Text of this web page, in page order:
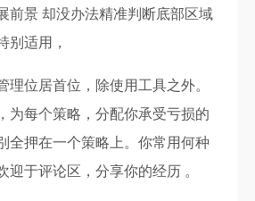
前景 却没办法精准判断底部区域
别适用，
理位居首位，除使用工具之外。
为每个策略，分配你承受亏损的
全押在一个策略上。你常用何种
迎于评论区，分享你的经历 。